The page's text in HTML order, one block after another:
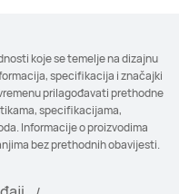
koje se temelje na dizajnu
specifikacija i značajki
prilagođavati prethodne
specifikacijama,
Informacije o proizvodima
bez prethodnih obavijesti.